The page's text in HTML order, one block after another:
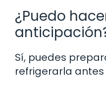
¿Puedo
Sí, puedes
refrigerarla